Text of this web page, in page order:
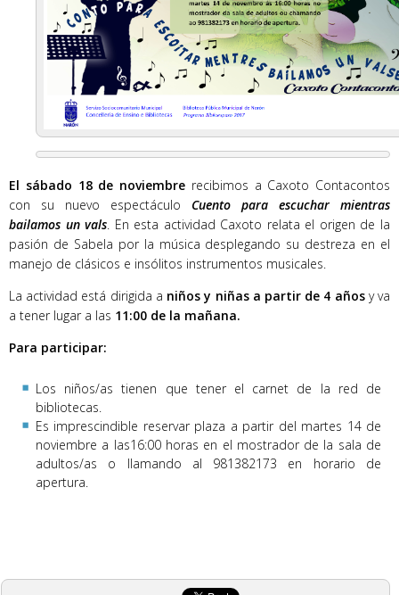
El sábado 18 de noviembre recibimos a Caxoto Contacontos
con su nuevo espectáculo Cuento para escuchar mientras
bailamos un vals. En esta actividad Caxoto relata el origen de la
pasión de Sabela por la música desplegando su destreza en el
manejo de clásicos e insólitos instrumentos musicales.
La actividad está dirigida a niños y niñas a partir de 4 añosy va
a tener lugar a las 11:00 de la mañana.
Para participar:
Los niños/as tienen que tener el carnet de la red de
bibliotecas.
Es imprescindible reservar plaza a partir del martes 14 de
noviembre a las16:00 horas en el mostrador de la sala de
adultos/as o llamando al 981382173 en horario de
apertura.